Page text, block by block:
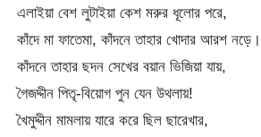
এলাইয়া বেশ লুটাইয়া কেশ মরুর ধূলোর পরে,
কাঁদে মা ফাতেমা, কাঁদনে তাহার খোদার আরশ নড়ে।
কাঁদনে তাহার ছদন সেখের বয়ান ভিজিয়া যায়,
গৈজদ্দীন পিতৃ-বিয়োগ পুন যেন উথলায়!
খৈমুদ্দীন মামলায় যারে করে ছিল ছারেখার,